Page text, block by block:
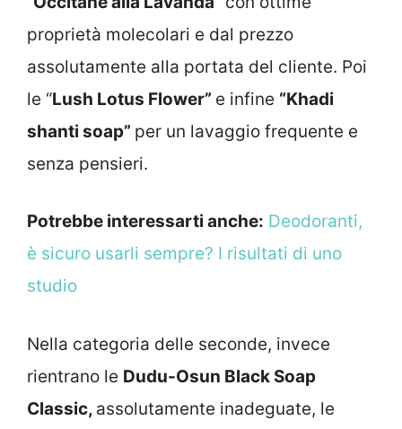
proprietà molecolari e dal prezzo
assolutamente alla portata del cliente. Poi
le “Lush Lotus Flower” e infine “Khadi
shanti soap” per un lavaggio frequente e
senza pensieri.
Potrebbe interessarti anche: Deodoranti,
è sicuro usarli sempre? I risultati di uno
studio
Nella categoria delle seconde, invece
rientrano le Dudu-Osun Black Soap
Classic, assolutamente inadeguate, le